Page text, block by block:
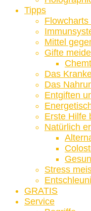
Tipps
Mittel
Gifte
Das
Das
Entgiften
Erste Hilfe
Natürlich
Stress
GRATIS
Service